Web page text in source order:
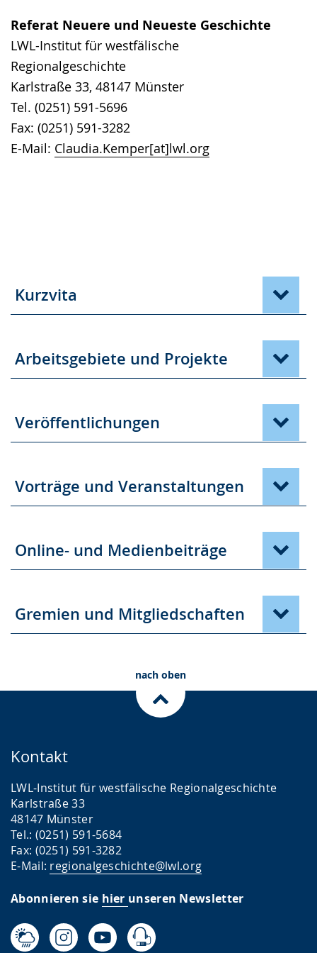
Referat Neuere und Neueste Geschichte
LWL-Institut für westfälische
Regionalgeschichte
Karlstraße 33, 48147 Münster
Tel. (0251) 591-5696
Fax: (0251) 591-3282
E-Mail: Claudia.Kemper[at]lwl.org
Kurzvita
Arbeitsgebiete und Projekte
Veröffentlichungen
Vorträge und Veranstaltungen
Online- und Medienbeiträge
Gremien und Mitgliedschaften
nach oben
Kontakt
LWL-Institut für westfälische Regionalgeschichte
Karlstraße 33
48147 Münster
Tel.: (0251) 591-5684
Fax: (0251) 591-3282
E-Mail: regionalgeschichte@lwl.org
Abonnieren sie hier unseren Newsletter